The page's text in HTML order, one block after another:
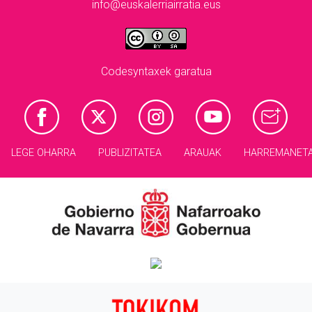
info@euskalerriairratia.eus
Codesyntaxek garatua
LEGE OHARRA PUBLIZITATEA ARAUAK